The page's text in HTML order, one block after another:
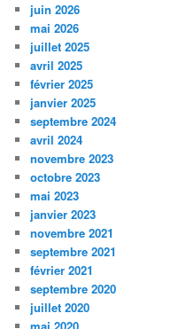
juin 2026
mai 2026
juillet 2025
avril 2025
février 2025
janvier 2025
septembre 2024
avril 2024
novembre 2023
octobre 2023
mai 2023
janvier 2023
novembre 2021
septembre 2021
février 2021
septembre 2020
juillet 2020